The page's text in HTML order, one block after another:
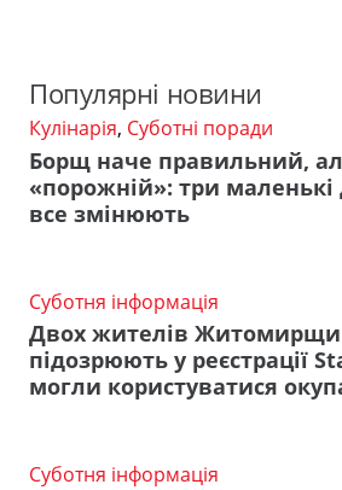
Популярні новини
Кулінарія, Суботні поради
Борщ наче правильний,
«порожній»: три маленькі
все змінюють
Суботня інформація
Двох жителів
підозрюють у реєстрації
могли користуватися
Суботня інформація